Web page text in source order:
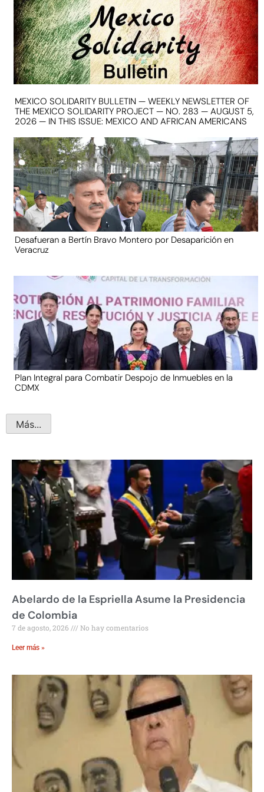
MEXICO SOLIDARITY BULLETIN — WEEKLY NEWSLETTER OF
THE MEXICO SOLIDARITY PROJECT — NO. 283 — AUGUST 5,
2026 — IN THIS ISSUE: MEXICO AND AFRICAN AMERICANS
Desafueran a Bertín Bravo Montero por Desaparición en
Veracruz
Plan Integral para Combatir Despojo de Inmuebles en la
CDMX
Más...
Abelardo de la Espriella Asume la Presidencia
de Colombia
7 de agosto, 2026 No hay comentarios
Leer más »